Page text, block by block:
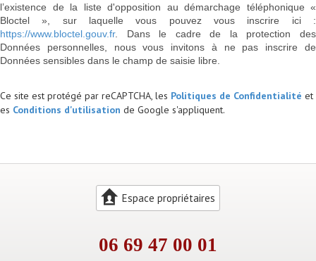
l’existence de la liste d'opposition au démarchage téléphonique «
Bloctel », sur laquelle vous pouvez vous inscrire ici :
https://www.bloctel.gouv.fr. Dans le cadre de la protection des
Données personnelles, nous vous invitons à ne pas inscrire de
Données sensibles dans le champ de saisie libre.
Ce site est protégé par reCAPTCHA, les Politiques de Confidentialité et
es Conditions d'utilisation de Google s'appliquent.
Espace propriétaires
06 69 47 00 01